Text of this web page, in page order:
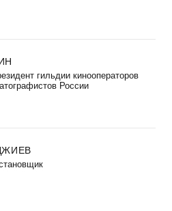
гильдии кинооператоров
России